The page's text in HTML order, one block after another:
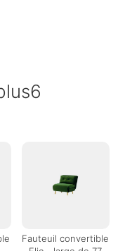
Fauteuil convertible